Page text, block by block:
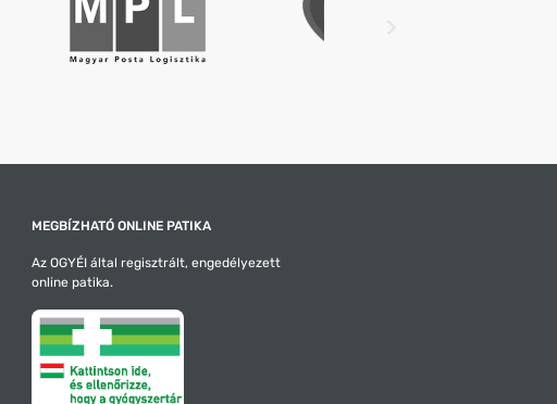
MEGBÍZHATÓ ONLINE PATIKA
Az OGYÉI által regisztrált, engedélyezett
online patika.